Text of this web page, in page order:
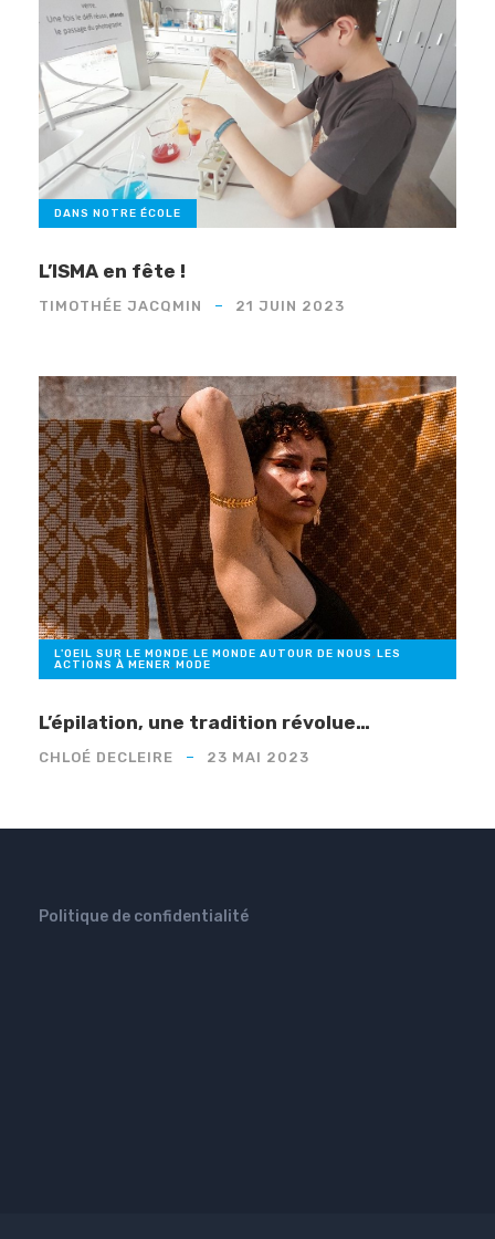
DANS NOTRE ÉCOLE
L’ISMA en fête !
TIMOTHÉE JACQMIN 21 JUIN 2023
L'OEIL SUR LE MONDE, LE MONDE AUTOUR DE NOUS, LES
ACTIONS À MENER, MODE
L’épilation, une tradition révolue…
CHLOÉ DECLEIRE 23 MAI 2023
Politique de confidentialité